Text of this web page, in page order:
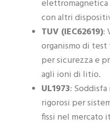
con altri
TUV (IEC62619):
organismo di
per sicurezza e
agli ioni di litio.
UL1973:
rigorosi per
fissi nel mercato